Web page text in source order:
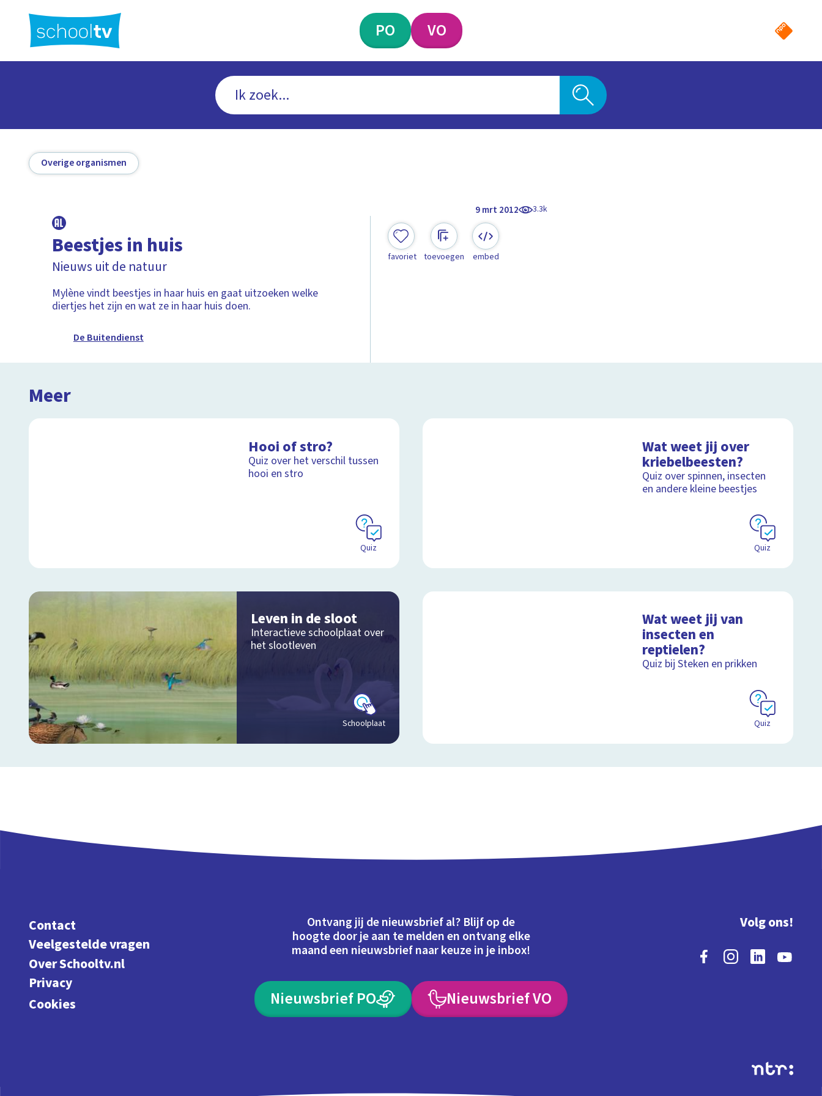
hoofdinhoud
PO VO
Overige organismen
9 mrt 2012 3.3k
Beestjes in huis
Nieuws uit de natuur
Mylène vindt beestjes in haar huis en gaat uitzoeken welke
diertjes het zijn en wat ze in haar huis doen.
De Buitendienst
favoriet toevoegen embed
Meer
Hooi of stro?
Quiz over het verschil tussen
hooi en stro
Quiz
Wat weet jij over
kriebelbeesten?
Quiz over spinnen, insecten
en andere kleine beestjes
Quiz
Leven in de sloot
Interactieve schoolplaat over
het slootleven
Schoolplaat
Wat weet jij van
insecten en
reptielen?
Quiz bij Steken en prikken
Quiz
Contact
Veelgestelde vragen
Over Schooltv.nl
Privacy
Cookies
Ontvang jij de nieuwsbrief al? Blijf op de
hoogte door je aan te melden en ontvang elke
maand een nieuwsbrief naar keuze in je inbox!
Nieuwsbrief PO Nieuwsbrief VO
Volg ons!